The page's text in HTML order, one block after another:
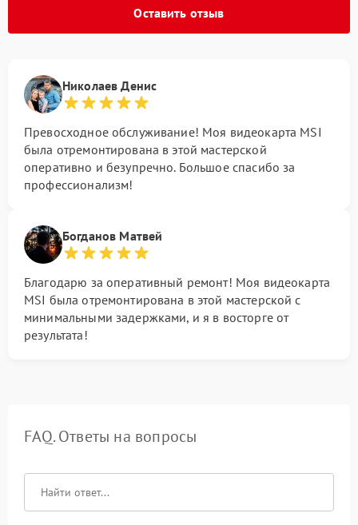
Оставить отзыв
Николаев Денис
Превосходное обслуживание! Моя видеокарта MSI
была отремонтирована в этой мастерской
оперативно и безупречно. Большое спасибо за
профессионализм!
Богданов Матвей
Благодарю за оперативный ремонт! Моя видеокарта
MSI была отремонтирована в этой мастерской с
минимальными задержками, и я в восторге от
результата!
FAQ. Ответы на вопросы